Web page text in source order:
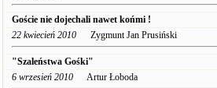
Goście nie dojechali nawet końmi !
22 kwiecień 2010 Zygmunt Jan Prusiński
"Szaleństwa Gośki"
6 wrzesień 2010 Artur Łoboda